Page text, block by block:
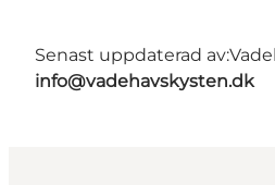
Senast uppdaterad av:
info@vadehavskysten.dk